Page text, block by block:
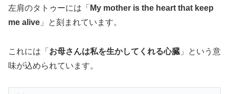
左肩のタトゥーには「 My mother is the heart that keep
me alive 」と刻まれています。
これには「 お母さんは私を生かしてくれる心臓 」という意
味が込められています。